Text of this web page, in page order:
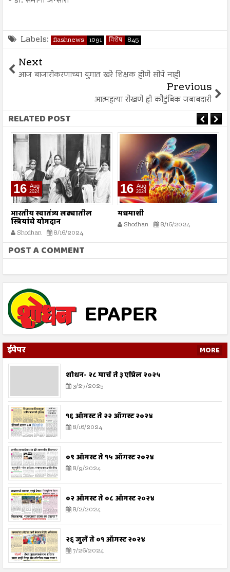
Labels: flashnews 1091 विशेष 845
Next
आज बाजारीकरणाच्या युगात खरे शिक्षक होणे सोपे नाही
Previous
आत्महत्या रोखणे ही कौटुंबिक जबाबदारी
RELATED POST
16 Aug
2024
भारतीय स्वातंत्र्य लढ्यातील
स्त्रियांचे योगदान
Shodhan 8/16/2024
16 Aug
2024
मधमाशी
Shodhan 8/16/2024
POST A COMMENT
ईपेपर MORE
शोधन- २८ मार्च ते ३ एप्रिल २०२५
3/27/2025
१६ ऑगस्ट ते २२ ऑगस्ट २०२४
8/16/2024
०९ ऑगस्ट ते १५ ऑगस्ट २०२४
8/9/2024
०२ ऑगस्ट ते ०८ ऑगस्ट २०२४
8/2/2024
२६ जुलै ते ०१ ऑगस्ट २०२४
7/26/2024